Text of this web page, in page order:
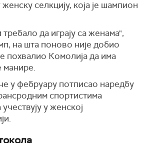
селкцију, која је шампион
да играју са женама",
на шта поново није добио
похвалио Комолија да има
манире.
у фебруару потписао наредбу
спортистима
у женској